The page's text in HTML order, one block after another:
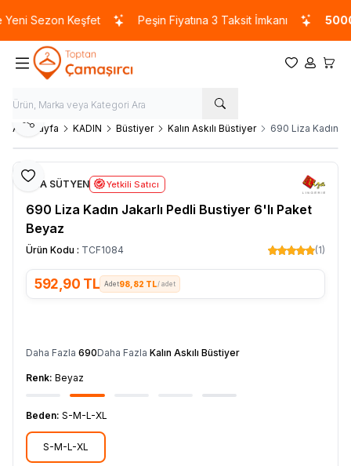
Sezon Keşfet Peşin Fiyatına 3 Taksit İmkanı 5000
Favorilerim
Hesabım
Ana Sayfa KADIN Büstiyer Kalın Askılı Büstiyer 690 Liza Kadın
Favoriye Ekle
Paylaş
LİZA SÜTYEN Yetkili Satıcı
690 Liza Kadın Jakarlı Pedli Bustiyer 6'lı Paket
Beyaz
Ürün Kodu : TCF1084 (1)
592,90 TL 98,82 TL/ adet
Daha Fazla 690Daha Fazla Kalın Askılı Büstiyer
Renk: Beyaz
Beden: S-M-L-XL
S-M-L-XL